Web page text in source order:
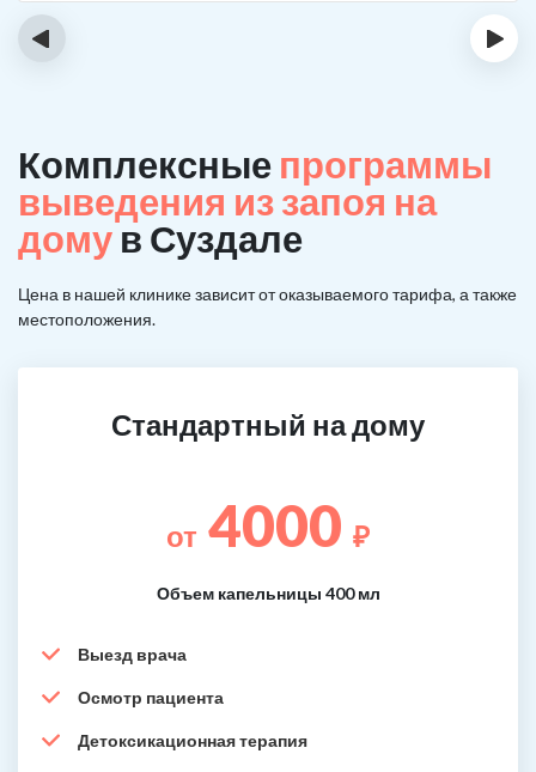
‹ ›
Комплексные программы
выведения из запоя на
домув Суздале
Цена в нашей клинике зависит от оказываемого тарифа, а также
местоположения.
Стандартный на дому
от 4000 ₽
Объем капельницы 400 мл
Выезд врача
Осмотр пациента
Детоксикационная терапия